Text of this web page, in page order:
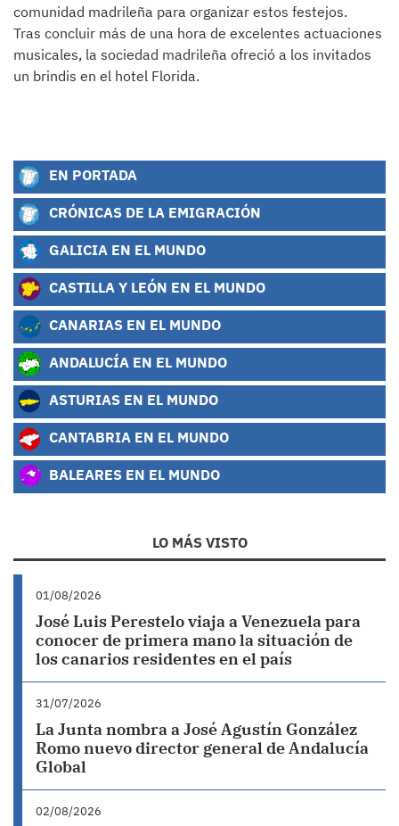
comunidad madrileña para organizar estos festejos.
Tras concluir más de una hora de excelentes actuaciones
musicales, la sociedad madrileña ofreció a los invitados
un brindis en el hotel Florida.
EN PORTADA
CRÓNICAS DE LA EMIGRACIÓN
GALICIA EN EL MUNDO
CASTILLA Y LEÓN EN EL MUNDO
CANARIAS EN EL MUNDO
ANDALUCÍA EN EL MUNDO
ASTURIAS EN EL MUNDO
CANTABRIA EN EL MUNDO
BALEARES EN EL MUNDO
LO MÁS VISTO
01/08/2026
José Luis Perestelo viaja a Venezuela para
conocer de primera mano la situación de
los canarios residentes en el país
31/07/2026
La Junta nombra a José Agustín González
Romo nuevo director general de Andalucía
Global
02/08/2026